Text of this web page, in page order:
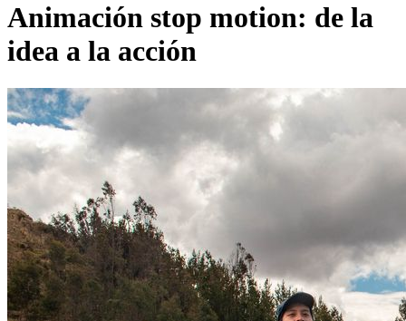
Animación stop motion: de la
idea a la acción